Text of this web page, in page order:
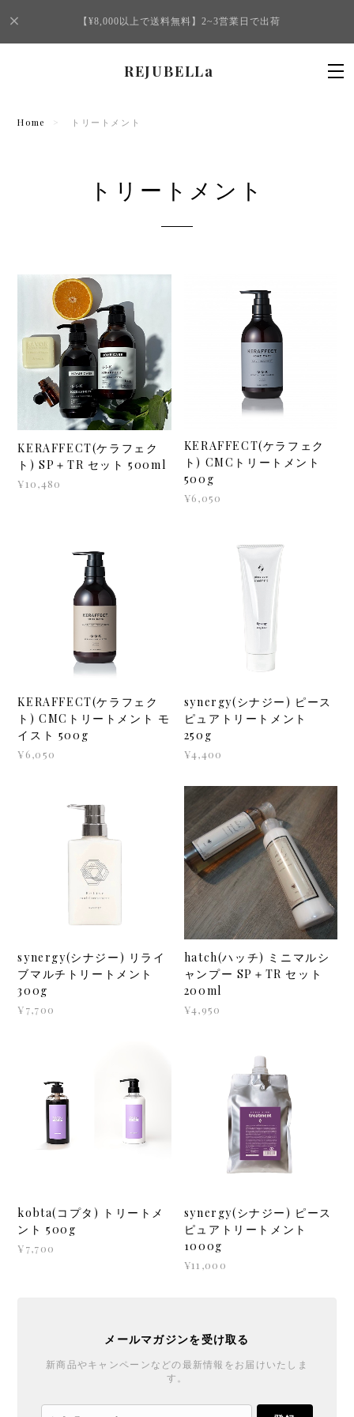
【¥8,000以上で送料無料】2~3営業日で出荷
REJUBELLa
Home トリートメント
トリートメント
KERAFFECT(ケラフェク
ト) SP＋TR セット 500ml
¥10,480
KERAFFECT(ケラフェク
ト) CMCトリートメント
500g
¥6,050
KERAFFECT(ケラフェク
ト) CMCトリートメント モ
イスト 500g
¥6,050
synergy(シナジー) ピース
ピュアトリートメント
250g
¥4,400
synergy(シナジー) リライ
ブマルチトリートメント
300g
¥7,700
hatch(ハッチ) ミニマルシ
ャンプー SP＋TR セット
200ml
¥4,950
kobta(コプタ) トリートメ
ント 500g
¥7,700
synergy(シナジー) ピース
ピュアトリートメント
1000g
¥11,000
メールマガジンを受け取る
新商品やキャンペーンなどの最新情報をお届けいたしま
す。